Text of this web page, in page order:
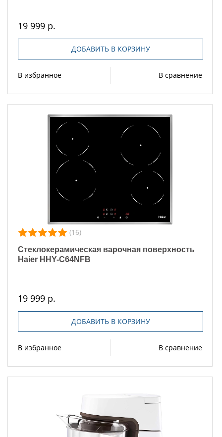
19 999 р.
ДОБАВИТЬ В КОРЗИНУ
В избранное В сравнение
(16)
Стеклокерамическая варочная поверхность
Haier HHY-C64NFB
19 999 р.
ДОБАВИТЬ В КОРЗИНУ
В избранное В сравнение